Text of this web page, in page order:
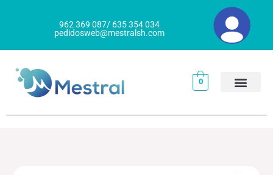
962 369 087/ 635 354 034
pedidosweb@mestralsh.com
0